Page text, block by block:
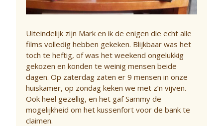
Uiteindelijk zijn Mark en ik de enigen die echt alle
films volledig hebben gekeken. Blijkbaar was het
toch te heftig, of was het weekend ongelukkig
gekozen en konden te weinig mensen beide
dagen. Op zaterdag zaten er 9 mensen in onze
huiskamer, op zondag keken we met z’n vijven.
Ook heel gezellig, en het gaf Sammy de
mogelijkheid om het kussenfort voor de bank te
claimen.